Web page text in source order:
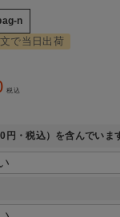
n
で当日出荷
税込
・税込）を含んでいま